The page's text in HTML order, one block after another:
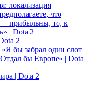
локализация
что
прибыльны, то, к
| Dota 2
2
бы забрал один слот
бы Европе» | Dota
| Dota 2